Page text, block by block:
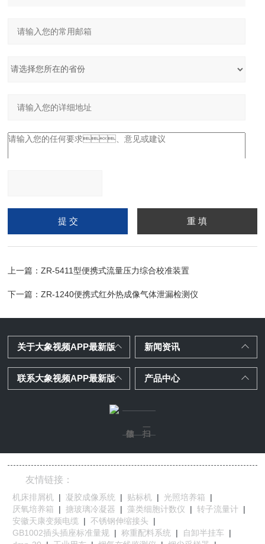
请输入计算结果（填写阿
拉伯数字），如：三加四
上一篇：ZR-5411型便携式流量压力综合校准装置
下一篇：ZR-1240便携式红外热成像气体泄漏检测仪
关于大象视频APP最新版 新闻资讯
联系大象视频APP最新版 产品中心
友情链接：
机床排屑机 | 凝胶成像系统 | 贴标机 | 光照培养箱
|
厌氧培养箱
| 搪玻璃冷凝器 | 藻类细胞计数仪 | 转子流量计 |
安徽天康变频电缆
| 不锈钢伸缩接头
|
GB1002插头插座标准量规 | 称重配料系统 | 自卸半挂车
|